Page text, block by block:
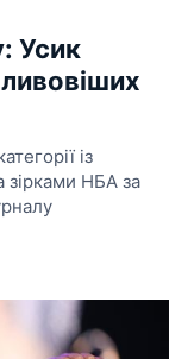
Усик
із
зірками НБА за